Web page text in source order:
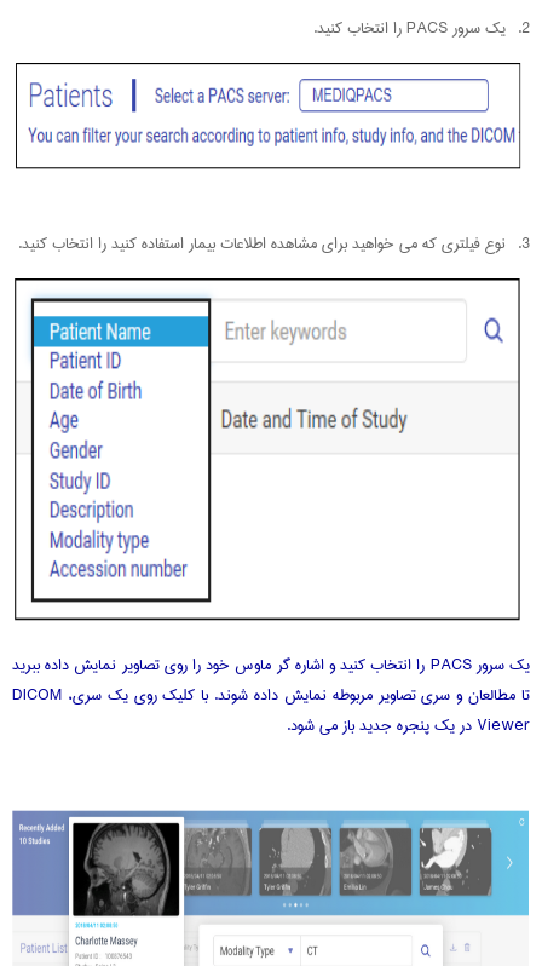
2. یک سرور PACS را انتخاب کنید.
3. نوع فیلتری که می خواهید برای مشاهده اطلاعات بیمار استفاده کنید را انتخاب کنید.
یک سرور PACS را انتخاب کنید و اشاره گر ماوس خود را روی تصاویر نمایش داده ببرید
تا مطالعان و سری تصاویر مربوطه نمایش داده شوند. با کلیک روی یک سری، DICOM
Viewer در یک پنجره جدید باز می شود.